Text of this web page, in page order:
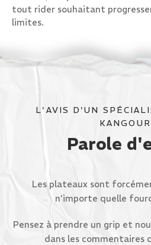
tout rider souhaitant
limites.
L'AVIS D'UN
Parole
Les plateaux sont
n’importe quelle
Pensez à prendre un grip et
dans les commentaires